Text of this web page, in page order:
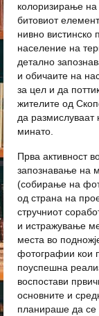
колоризирање на
битовиот
нивно
население на
детално
и обичаите на
за цел и да
жителите од
да размислуваат
минато.
Прва активност
запознавање на
(собирање на
од страна на
стручниот
и истражување
места во
фотографии кои
поуспешна
воспостави
основните и
планираше да се